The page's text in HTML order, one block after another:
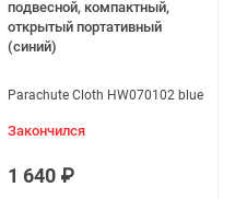
подвесной, компактный,
открытый портативный
(синий)
Parachute Cloth HW070102 blue
Закончился
1 640 ₽